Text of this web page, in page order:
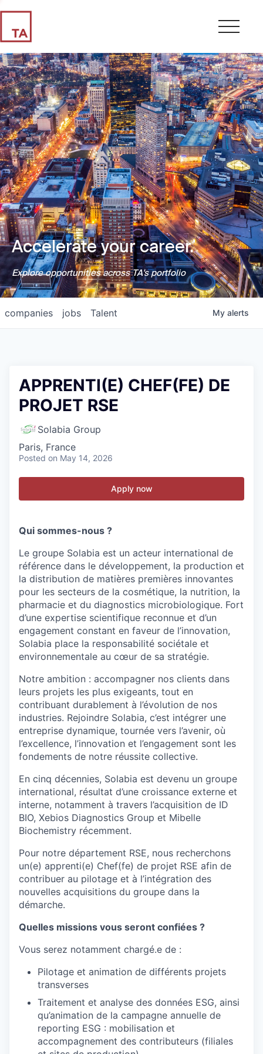
Accelerate your career.
Explore opportunities across TA's portfolio
jobs
companies Talent My alerts
APPRENTI(E) CHEF(FE) DE
PROJET RSE
Solabia Group
Paris, France
Posted on May 14, 2026
Apply now
Qui sommes-nous ?
Le groupe Solabia est un acteur international de
référence dans le développement, la production et
la distribution de matières premières innovantes
pour les secteurs de la cosmétique, la nutrition, la
pharmacie et du diagnostics microbiologique. Fort
d’une expertise scientifique reconnue et d’un
engagement constant en faveur de l’innovation,
Solabia place la responsabilité sociétale et
environnementale au cœur de sa stratégie.
Notre ambition : accompagner nos clients dans
leurs projets les plus exigeants, tout en
contribuant durablement à l’évolution de nos
industries. Rejoindre Solabia, c’est intégrer une
entreprise dynamique, tournée vers l’avenir, où
l’excellence, l’innovation et l’engagement sont les
fondements de notre réussite collective.
En cinq décennies, Solabia est devenu un groupe
international, résultat d’une croissance externe et
interne, notamment à travers l’acquisition de ID
BIO, Xebios Diagnostics Group et Mibelle
Biochemistry récemment.
Pour notre département RSE, nous recherchons
un(e) apprenti(e) Chef(fe) de projet RSE afin de
contribuer au pilotage et à l’intégration des
nouvelles acquisitions du groupe dans la
démarche.
Quelles missions vous seront confiées ?
Vous serez notamment chargé.e de :
Pilotage et animation de différents projets
transverses
Traitement et analyse des données ESG, ainsi
qu’animation de la campagne annuelle de
reporting ESG : mobilisation et
accompagnement des contributeurs (filiales